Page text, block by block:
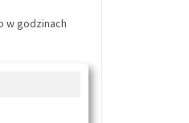
w godzinach